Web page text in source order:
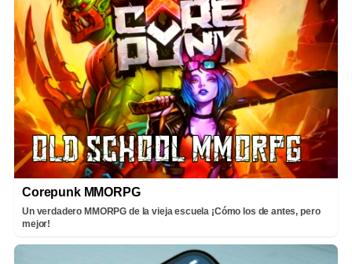
Corepunk MMORPG
Un verdadero MMORPG de la vieja escuela ¡Cómo los de antes, pero
mejor!